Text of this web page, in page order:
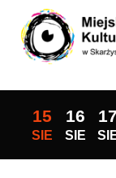
15
SIE
16
SIE
17